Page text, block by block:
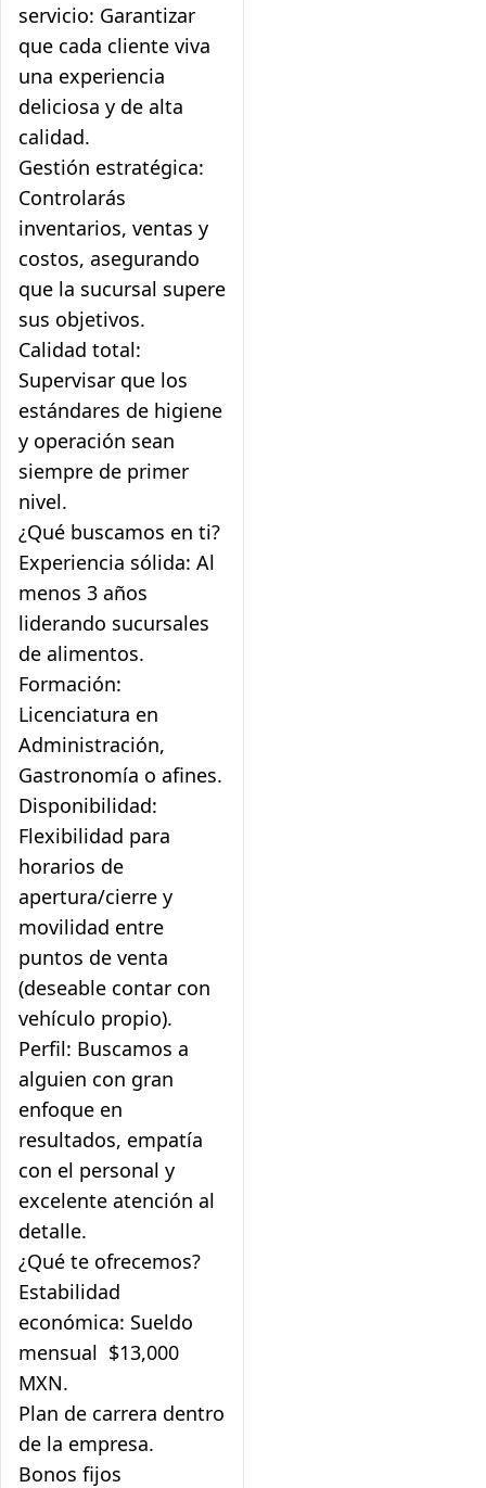
servicio: Garantizar
que cada cliente viva
una experiencia
deliciosa y de alta
calidad.
Gestión estratégica:
Controlarás
inventarios, ventas y
costos, asegurando
que la sucursal supere
sus objetivos.
Calidad total:
Supervisar que los
estándares de higiene
y operación sean
siempre de primer
nivel.
¿Qué buscamos en ti?
Experiencia sólida: Al
menos 3 años
liderando sucursales
de alimentos.
Formación:
Licenciatura en
Administración,
Gastronomía o afines.
Disponibilidad:
Flexibilidad para
horarios de
apertura/cierre y
movilidad entre
puntos de venta
(deseable contar con
vehículo propio).
Perfil: Buscamos a
alguien con gran
enfoque en
resultados, empatía
con el personal y
excelente atención al
detalle.
¿Qué te ofrecemos?
Estabilidad
económica: Sueldo
mensual $13,000
MXN.
Plan de carrera dentro
de la empresa.
Bonos fijos